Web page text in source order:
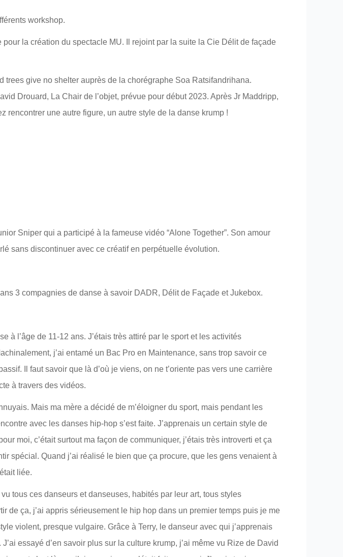
workshop.
la création du spectacle MU. Il rejoint par la suite la Cie Délit de façade
give no shelter auprès de la chorégraphe Soa Ratsifandrihana.
Drouard, La Chair de l’objet, prévue pour début 2023. Après Jr Maddripp,
rencontrer une autre figure, un autre style de la danse krump !
Sniper qui a participé à la fameuse vidéo “Alone Together”. Son amour
sans discontinuer avec ce créatif en perpétuelle évolution.
3 compagnies de danse à savoir DADR, Délit de Façade et Jukebox.
à l’âge de 11-12 ans. J’étais très attiré par le sport et les activités
j’ai entamé un Bac Pro en Maintenance, sans trop savoir ce
Il faut savoir que là d’où je viens, on ne t’oriente pas vers une carrière
à travers des vidéos.
Mais ma mère a décidé de m’éloigner du sport, mais pendant les
avec les danses hip-hop s’est faite. J’apprenais un certain style de
moi, c’était surtout ma façon de communiquer, j’étais très introverti et ça
spécial. Quand j’ai réalisé le bien que ça procure, que les gens venaient à
liée.
tous ces danseurs et danseuses, habités par leur art, tous styles
de ça, j’ai appris sérieusement le hip hop dans un premier temps puis je me
violent, presque vulgaire. Grâce à Terry, le danseur avec qui j’apprenais
essayé d’en savoir plus sur la culture krump, j’ai même vu Rize de David